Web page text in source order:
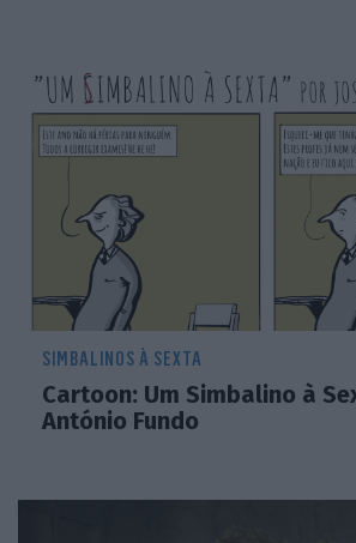
SIMBALINOS À SEXTA
Cartoon: Um Simbalino à
António Fundo